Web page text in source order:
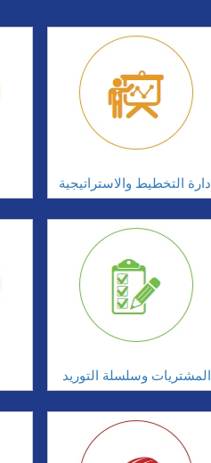
إدارة التخطيط والاستراتيجية
المشتريات وسلسلة التوريد